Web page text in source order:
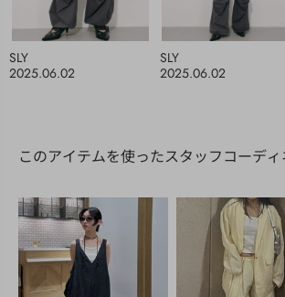
2025.06.02
SLY
2025.06.02
SLY
このアイテムを使ったスタッフコーディ